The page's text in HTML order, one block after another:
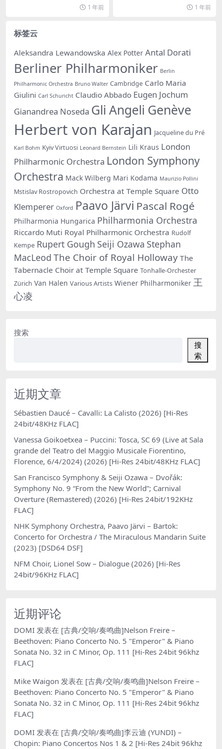
1 年前 1 年前
标签云
Aleksandra Lewandowska Alex Potter Antal Dorati
Berliner Philharmoniker Berlin
Philharmonic Orchestra Bruno Walter Cambridge Carlo Maria
Giulini Carl Schuricht Claudio Abbado Eugen Jochum
Gianandrea Noseda Gli Angeli Genève
Herbert von Karajan Jacqueline du Pré
Karl Bohm Kyiv Virtuosi Leonard Bernstein Lili Kraus London
Philharmonic Orchestra London Symphony
Orchestra Mack Wilberg Mari Kodama Maurizio Pollini
Mstislav Rostropovich Orchestra at Temple Square Otto
Klemperer Oxford Paavo Järvi Pascal Rogé
Philharmonia Hungarica Philharmonia Orchestra
Riccardo Muti Royal Philharmonic Orchestra Rudolf
Kempe Rupert Gough Seiji Ozawa Stephan
MacLeod The Choir of Royal Holloway The
Tabernacle Choir at Temple Square Tonhalle-Orchester
Zürich Van Halen Various Artists Wiener Philharmoniker 王
心凌
搜索
搜
索
近期文章
Sébastien Daucé – Cavalli: La Calisto (2026) [Hi-Res
24bit/48KHz FLAC]
Vanessa Goikoetxea – Puccini: Tosca, SC 69 (Live at Sala
grande del Teatro del Maggio Musicale Fiorentino,
Florence, 6/4/2024) (2026) [Hi-Res 24bit/48KHz FLAC]
San Francisco Symphony & Seiji Ozawa – Dvořák:
Symphony No. 9 “From the New World”; Carnival
Overture (Remastered) (2026) [Hi-Res 24bit/192KHz
FLAC]
NHK Symphony Orchestra, Paavo Järvi – Bartok:
Concerto for Orchestra / The Miraculous Mandarin Suite
(2023) [DSD64 DSF]
NFM Choir, Lionel Sow – Dialogue (2026) [Hi-Res
24bit/96KHz FLAC]
近期评论
DOMI 发表在 [古典/交响/奏鸣曲]Nelson Freire –
Beethoven: Piano Concerto No. 5 "Emperor" & Piano
Sonata No. 32 in C Minor, Op. 111 [Hi-Res 24bit 96khz
FLAC]
Mike Waigon 发表在 [古典/交响/奏鸣曲]Nelson Freire –
Beethoven: Piano Concerto No. 5 "Emperor" & Piano
Sonata No. 32 in C Minor, Op. 111 [Hi-Res 24bit 96khz
FLAC]
DOMI 发表在 [古典/交响/奏鸣曲]李云迪 (YUNDI) –
Chopin: Piano Concertos Nos 1 & 2 [Hi-Res 24bit 96khz